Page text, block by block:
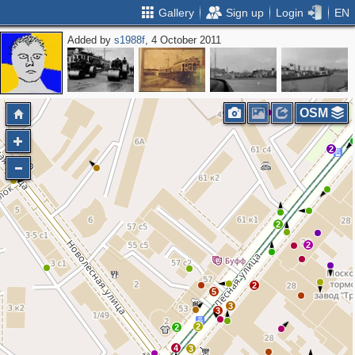
Gallery Sign up Login EN
Added bys1988f, 4 October 2011
2
2
3
3
5
2
2
2 2
4
3
OSM